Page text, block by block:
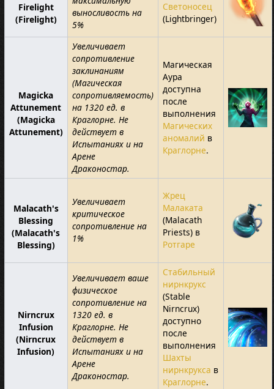
Firelight
(Firelight)
выносливость на
5%
Светоносец
(Lightbringer)
Magicka
Attunement
(Magicka
Attunement)
Увеличивает
сопротивление
заклинаниям
(Магическая
сопротивляемость)
на 1320 ед. в
Краглорне. Не
действует в
Испытаниях и на
Арене
Драконостар.
Магическая
Аура
доступна
после
выполнения
Магических
аномалий в
Краглорне.
Malacath's
Blessing
(Malacath's
Blessing)
Увеличивает
критическое
сопротивление на
1%
Жрец
Малаката
(Malacath
Priests) в
Ротгаре
Nirncrux
Infusion
(Nirncrux
Infusion)
Увеличивает ваше
физическое
сопротивление на
1320 ед. в
Краглорне. Не
действует в
Испытаниях и на
Арене
Драконостар.
Стабильный
нирнкрукс
(Stable
Nirncrux)
доступно
после
выполнения
Шахты
нирнкрукса в
Краглорне.